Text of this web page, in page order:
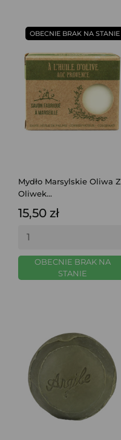
Mydło Marsylskie Oliwa Z
Oliwek...
15,50 zł
OBECNIE BRAK NA
STANIE
OBECNIE BRAK NA STANIE